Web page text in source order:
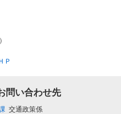
Ｐ
問い合わせ先
交通政策係